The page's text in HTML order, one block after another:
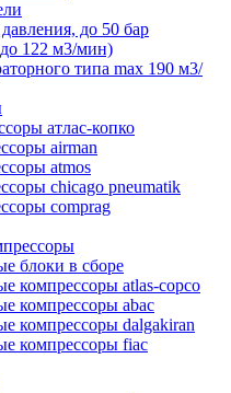
до 50 бар
до 122 м3/мин)
типа max 190 м3/
атлас-копко
airman
atmos
chicago pneumatik
comprag
блоки в сборе
компрессоры atlas-copco
компрессоры abac
компрессоры dalgakiran
компрессоры fiac